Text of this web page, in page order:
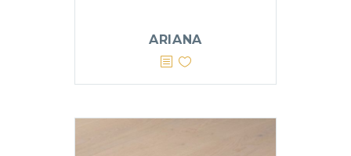
ARIANA